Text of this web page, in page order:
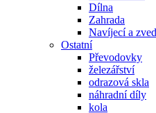
Dílna
Zahrada
Navíjecí a
Ostatní
Převodovky
železářství
odrazová skla
náhradní díly
kola